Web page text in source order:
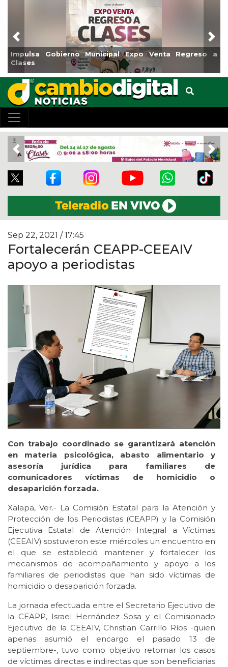
Gobierno Municipal Expo Venta Regreso a
Reabrirá
Previous
Previous
Sep 22, 2021 / 17:45
Fortalecerán CEAPP-CEEAIV
apoyo a periodistas
Con trabajo coordinado se garantizará atención
en materia psicológica, abasto alimentario y
asesoría jurídica para familiares de
comunicadores víctimas de homicidio o
desaparición forzada.
Xalapa, Ver.- La Comisión Estatal para la Atención y
Protección de los Periodistas (CEAPP) y la Comisión
Ejecutiva Estatal de Atención Integral a Víctimas
(CEEAIV) sostuvieron este miércoles un encuentro en
el que se estableció mantener y fortalecer los
mecanismos de acompañamiento y apoyo a los
familiares de periodistas que han sido víctimas de
homicidio o desaparición forzada.
La jornada efectuada entre el Secretario Ejecutivo de
la CEAPP, Israel Hernández Sosa y el Comisionado
Ejecutivo de la CEEAIV, Christian Carrillo Ríos -quien
apenas asumió el encargo el pasado 13 de
septiembre-, tuvo como objetivo retomar los casos
de víctimas directas e indirectas que son beneficiarias